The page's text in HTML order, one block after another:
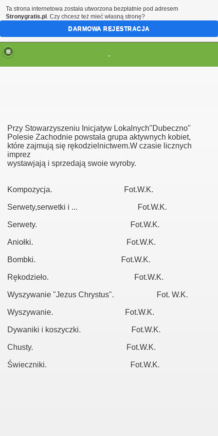
.
Przy Stowarzyszeniu Inicjatyw Lokalnych"Dubeczno"
Polesie Zachodnie powstała grupa aktywnych kobiet,
które zajmują się rękodzielnictwem.W czasie licznych
imprez
wystawjają i sprzedają swoie wyroby.
Kompozycja. Fot.W.K.
Serwety,serwetki i ... Fot.W.K.
Serwety. Fot.W.K.
Aniołki. Fot.W.K.
Bombki. Fot.W.K.
Rękodzieło. Fot.W.K.
Wyszywanie "Jezus Chrystus". Fot. W.K.
Wyszywanie. Fot.W.K.
Dywaniki i koszyczki. Fot.W.K.
Chusty. Fot.W.K.
Świeczniki. Fot.W.K.
Ta strona internetowa została utworzona bezpłatnie pod adresem
Stronygratis.pl . Czy chcesz też mieć własną stronę?
DARMOWA REJESTRACJA